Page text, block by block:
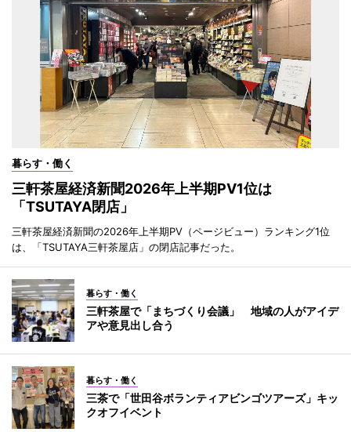
暮らす・働く
三軒茶屋経済新聞2026年上半期PV1位は
「TSUTAYA閉店」
三軒茶屋経済新聞の2026年上半期PV（ページビュー）ランキング1位
は、「TSUTAYA三軒茶屋店」の閉店記事だった。
暮らす・働く
三軒茶屋で「まちづくり会議」 地域の人がアイデ
アや意見出し合う
暮らす・働く
三茶で「世田谷ボランティアビンゴツアーズ」キッ
クオフイベント